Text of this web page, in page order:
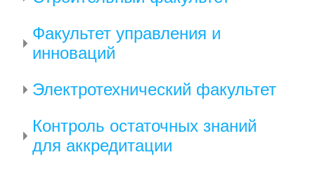
Факультет управления и
инноваций
Электротехнический факультет
Контроль остаточных знаний
для аккредитации